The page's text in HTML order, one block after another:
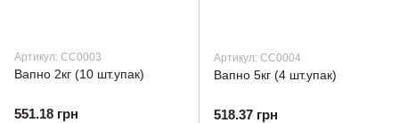
Артикул: СС0003
Вапно 2кг (10 шт.упак)
551.18 грн
Артикул: СС0004
Вапно 5кг (4 шт.упак)
518.37 грн